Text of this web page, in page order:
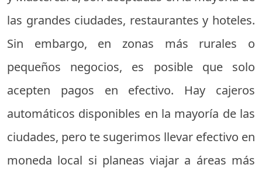
las grandes ciudades, restaurantes y hoteles.
Sin embargo, en zonas más rurales o
pequeños negocios, es posible que solo
acepten pagos en efectivo. Hay cajeros
automáticos disponibles en la mayoría de las
ciudades, pero te sugerimos llevar efectivo en
moneda local si planeas viajar a áreas más